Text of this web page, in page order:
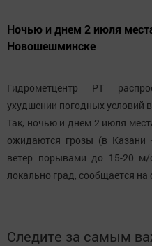
Ночью и днем 2 июля
Новошешминске
Гидрометцентр РТ
ухудшении погодных условий в
Так, ночью и днем 2 июля
ожидаются грозы (в Казани
ветер порывами до 15-20
локально град, сообщается
Следите за самым